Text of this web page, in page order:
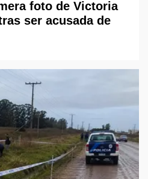
foto de Victoria
ser acusada de